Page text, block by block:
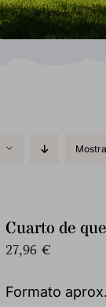
Cuarto de
27,96€
Formato